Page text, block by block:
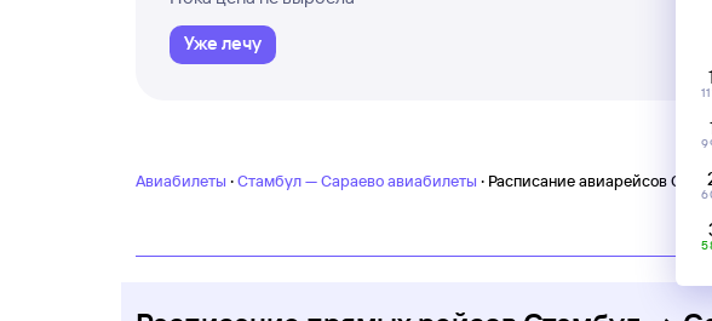
Уже лечу
Авиабилеты ·Стамбул — Сараево авиабилеты · Расписание авиарейсов
9
6
5